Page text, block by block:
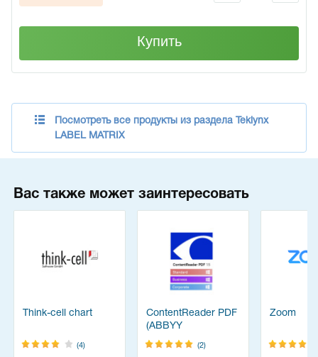
Купить
Посмотреть все продукты из раздела Teklynx
LABEL MATRIX
Вас также может заинтересовать
Think-cell chart
(4)
ContentReader PDF
(ABBYY
FineReader)
(2)
Zoom